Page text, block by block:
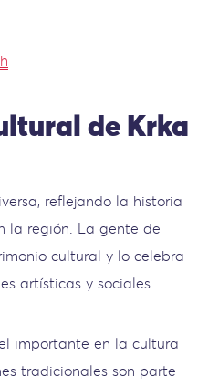
de Krka
reflejando la historia
la región. La gente de
cultural y lo celebra
artísticas y sociales.
importante en la cultura
tradicionales son parte